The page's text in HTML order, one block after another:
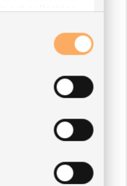
ont collectées